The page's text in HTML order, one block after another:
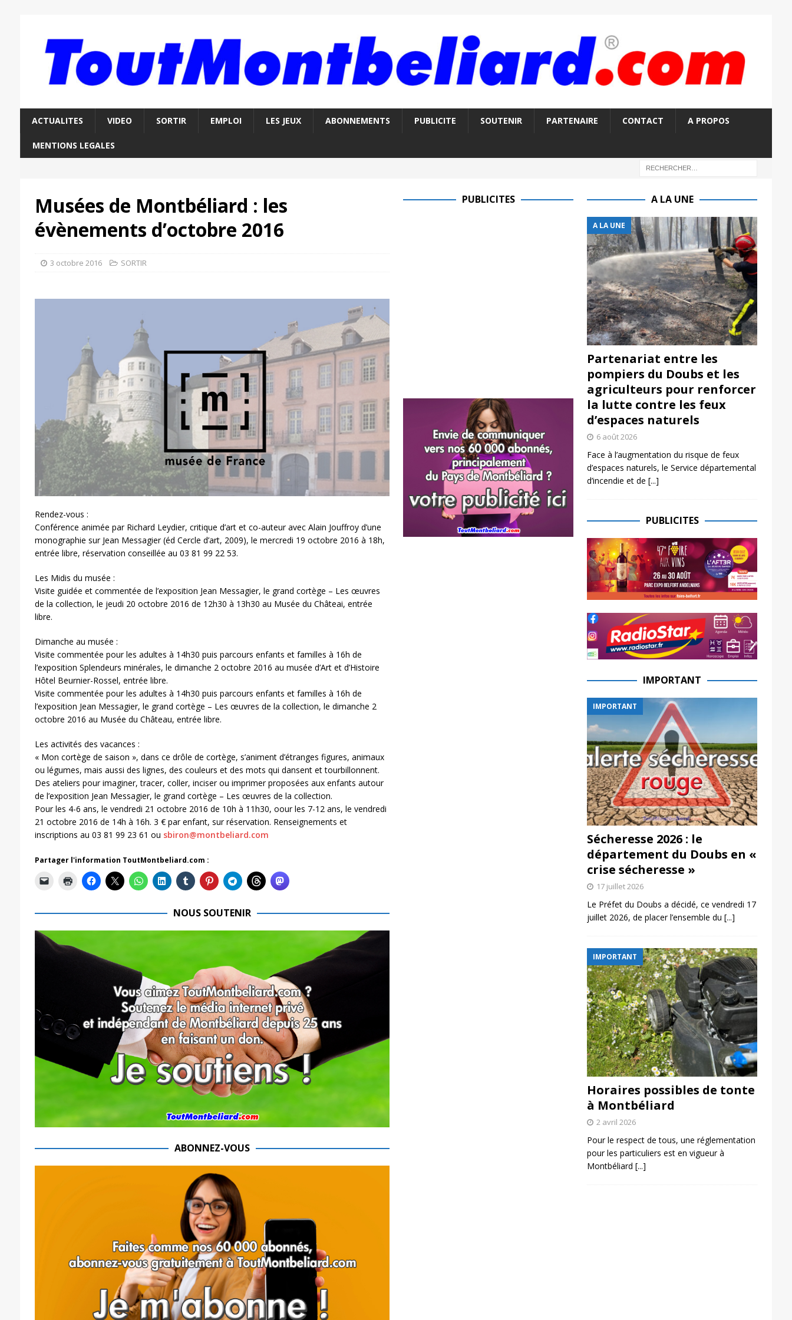
ACTUALITES VIDEO SORTIR EMPLOI LES JEUX ABONNEMENTS PUBLICITE SOUTENIR PARTENAIRE CONTACT A PROPOS
MENTIONS LEGALES
Musées de Montbéliard : les
évènements d’octobre 2016
3 octobre 2016 SORTIR
Rendez-vous :
Conférence animée par Richard Leydier, critique d’art et co-auteur avec Alain Jouffroy d’une
monographie sur Jean Messagier (éd Cercle d’art, 2009), le mercredi 19 octobre 2016 à 18h,
entrée libre, réservation conseillée au 03 81 99 22 53.
Les Midis du musée :
Visite guidée et commentée de l’exposition Jean Messagier, le grand cortège – Les œuvres
de la collection, le jeudi 20 octobre 2016 de 12h30 à 13h30 au Musée du Châteai, entrée
libre.
Dimanche au musée :
Visite commentée pour les adultes à 14h30 puis parcours enfants et familles à 16h de
l’exposition Splendeurs minérales, le dimanche 2 octobre 2016 au musée d’Art et d’Histoire
Hôtel Beurnier-Rossel, entrée libre.
Visite commentée pour les adultes à 14h30 puis parcours enfants et familles à 16h de
l’exposition Jean Messagier, le grand cortège – Les œuvres de la collection, le dimanche 2
octobre 2016 au Musée du Château, entrée libre.
Les activités des vacances :
« Mon cortège de saison », dans ce drôle de cortège, s’animent d’étranges figures, animaux
ou légumes, mais aussi des lignes, des couleurs et des mots qui dansent et tourbillonnent.
Des ateliers pour imaginer, tracer, coller, inciser ou imprimer proposées aux enfants autour
de l’exposition Jean Messagier, le grand cortège – Les œuvres de la collection.
Pour les 4-6 ans, le vendredi 21 octobre 2016 de 10h à 11h30, oour les 7-12 ans, le vendredi
21 octobre 2016 de 14h à 16h. 3 € par enfant, sur réservation. Renseignements et
inscriptions au 03 81 99 23 61 ou sbiron@montbeliard.com
Partager l'information ToutMontbeliard.com :
NOUS SOUTENIR
ABONNEZ-VOUS
PUBLICITES A LA UNE
A LA UNE
Partenariat entre les
pompiers du Doubs et les
agriculteurs pour renforcer
la lutte contre les feux
d’espaces naturels
6 août 2026
Face à l’augmentation du risque de feux
d’espaces naturels, le Service départemental
d’incendie et de [...]
PUBLICITES
IMPORTANT
IMPORTANT
Sécheresse 2026 : le
département du Doubs en «
crise sécheresse »
17 juillet 2026
Le Préfet du Doubs a décidé, ce vendredi 17
juillet 2026, de placer l’ensemble du [...]
IMPORTANT
Horaires possibles de tonte
à Montbéliard
2 avril 2026
Pour le respect de tous, une réglementation
pour les particuliers est en vigueur à
Montbéliard [...]